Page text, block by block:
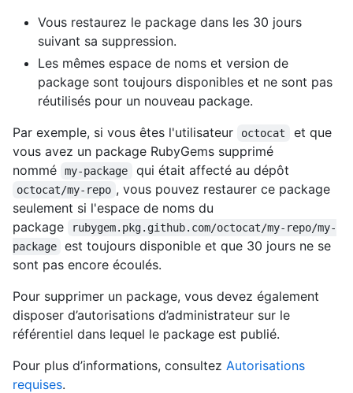
Vous restaurez le package dans les 30 jours
suivant sa suppression.
Les mêmes espace de noms et version de
package sont toujours disponibles et ne sont pas
réutilisés pour un nouveau package.
Par exemple, si vous êtes l'utilisateur
octocat
et que
vous avez un package RubyGems supprimé
nommé
my-package qui était affecté au dépôt
octocat/my-repo , vous pouvez restaurer ce package
seulement si l'espace de noms du
package
rubygem.pkg.github.com/octocat/my-repo/my-
package
est toujours disponible et que 30 jours ne se
sont pas encore écoulés.
Pour supprimer un package, vous devez également
disposer d’autorisations d’administrateur sur le
référentiel dans lequel le package est publié.
Pour plus d’informations, consultez Autorisations
requises.